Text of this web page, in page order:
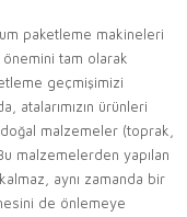
paketleme makineleri
tam olarak
geçmişimizi
atalarımızın ürünleri
malzemeler (toprak,
malzemelerden yapılan
aynı zamanda bir
de önlemeye